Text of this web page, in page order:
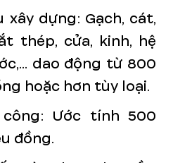
xây dựng: Gạch, cát,
thép, cửa, kinh, hệ
dao động từ 800
hoặc hơn tùy loại.
Ước tính 500
đồng.